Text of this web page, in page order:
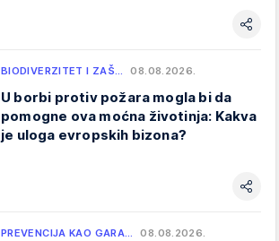
BIODIVERZITET I ZAŠ… 08.08.2026.
U borbi protiv požara mogla bi da
pomogne ova moćna životinja: Kakva
je uloga evropskih bizona?
PREVENCIJA KAO GARA… 08.08.2026.